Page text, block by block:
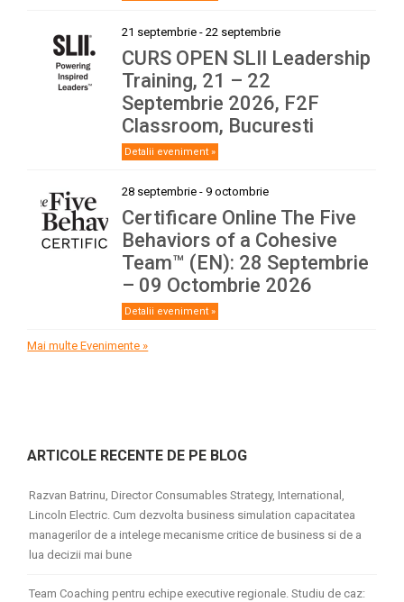
21 septembrie -22 septembrie
CURS OPEN SLII Leadership
Training, 21 – 22
Septembrie 2026, F2F
Classroom, Bucuresti
Detalii eveniment »
28 septembrie -9 octombrie
Certificare Online The Five
Behaviors of a Cohesive
Team™ (EN): 28 Septembrie
– 09 Octombrie 2026
Detalii eveniment »
Mai multe Evenimente »
ARTICOLE RECENTE DE PE BLOG
Razvan Batrinu, Director Consumables Strategy, International,
Lincoln Electric. Cum dezvolta business simulation capacitatea
managerilor de a intelege mecanisme critice de business si de a
lua decizii mai bune
Team Coaching pentru echipe executive regionale. Studiu de caz: